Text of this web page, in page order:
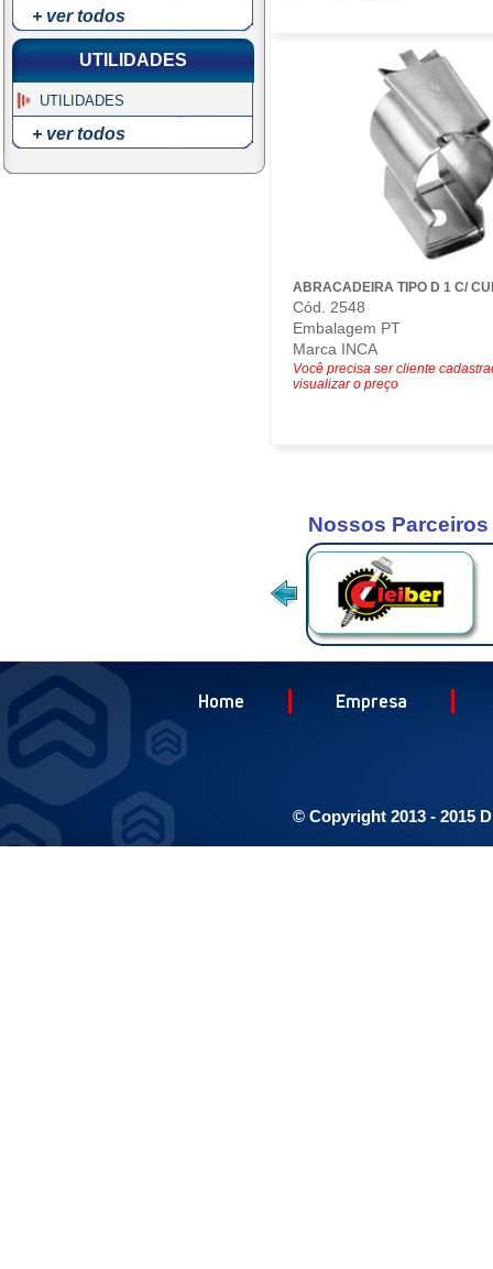
+ ver todos
UTILIDADES
UTILIDADES
+ ver todos
ABRACADEIRA TIPO D 1 C/
Cód. 2548
Embalagem PT
Marca INCA
Você precisa ser cliente
visualizar o preço
Nossos Parceiros
Home Empresa
© Copyright 2013 - 2015